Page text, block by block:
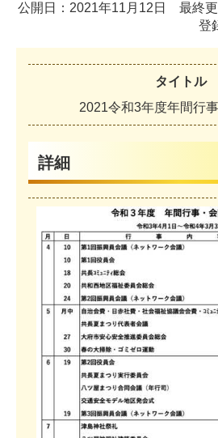
公開日：2021年11月12日 最終更
登
タイトル
2021令和3年度年間行事
詳細